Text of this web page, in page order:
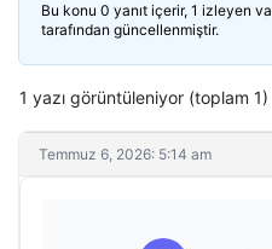
Bu konu 0 yanıt içerir, 1 izleyen
tarafından güncellenmiştir.
1 yazı görüntüleniyor (toplam 1)
Temmuz 6, 2026: 5:14 am